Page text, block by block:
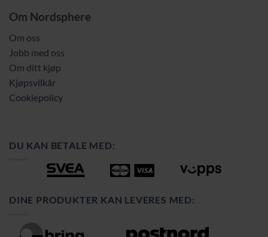
Om Nordsphere
Om oss
Jobb med oss
Om ditt kjøp
Kjøpsvilkår
Cookiepolicy
DU KAN BETALE MED:
DINE PRODUKTER KAN LEVERES MED: